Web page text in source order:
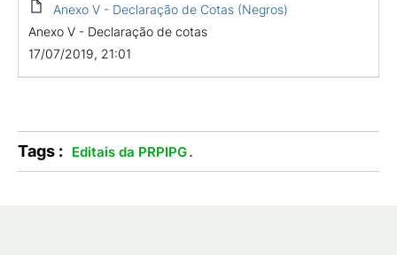
Anexo V - Declaração de Cotas (Negros)
Anexo V - Declaração de cotas
17/07/2019, 21:01
Tags : Editais da PRPIPG.